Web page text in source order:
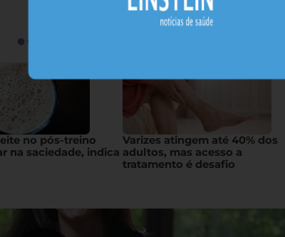
no pós-treino
na saciedade, indica
Varizes atingem até 40% dos
adultos, mas acesso a
tratamento é desafio